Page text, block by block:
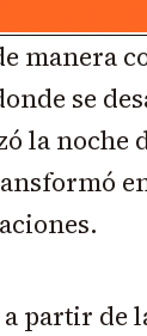
manera
se
la noche
partir de